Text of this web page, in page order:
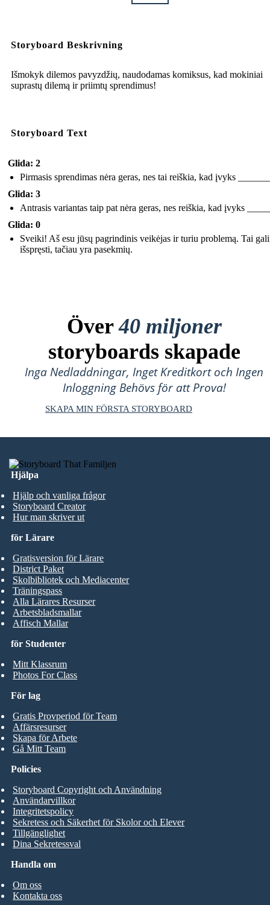
Storyboard Beskrivning
Išmokyk dilemos pavyzdžių, naudodamas komiksus, kad mokiniai
suprastų dilemą ir priimtų sprendimus!
Storyboard Text
Glida: 2
Pirmasis sprendimas nėra geras, nes tai reiškia, kad įvyks
Glida: 3
Antrasis variantas taip pat nėra geras, nes reiškia, kad įvyks
Glida: 0
Sveiki! Aš esu jūsų pagrindinis veikėjas ir turiu problemą. Tai
išspręsti, tačiau yra pasekmių.
Över40 miljoner
storyboards skapade
Inga Nedladdningar, Inget Kreditkort och Ingen
Inloggning Behövs för att Prova!
SKAPA MIN FÖRSTA STORYBOARD
Hjälpa
Hjälp och vanliga frågor
Storyboard Creator
Hur man skriver ut
för Studenter
Mitt Klassrum
Photos For Class
för Lärare
Gratisversion för Lärare
District Paket
Skolbibliotek och Mediacenter
Träningspass
Alla Lärares Resurser
Arbetsbladsmallar
Affisch Mallar
För lag
Gratis Provperiod för Team
Affärsresurser
Skapa för Arbete
Gå Mitt Team
Handla om
Om oss
Kontakta oss
Policies
Storyboard Copyright och Användning
Användarvillkor
Integritetspolicy
Sekretess och Säkerhet för Skolor och Elever
Tillgänglighet
Dina Sekretessval